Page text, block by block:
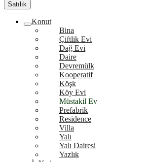
Satılık
Konut
Bina
Çiftlik Evi
Dağ Evi
Daire
Devremülk
Kooperatif
Köşk
Köy Evi
Müstakil Ev
Prefabrik
Residence
Villa
Yalı
Yalı Dairesi
Yazlık